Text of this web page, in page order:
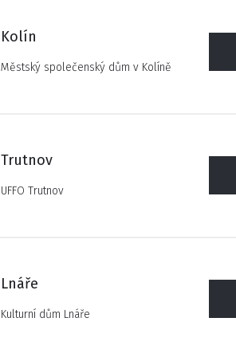
Kolín
Městský společenský dům v Kolíně
Trutnov
UFFO Trutnov
Lnáře
Kulturní dům Lnáře